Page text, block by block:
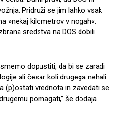
Pridruži se jim lahko vsak
»nekaj kilometrov v nogah«.
sredstva na DOS dobili
dopustiti, da bi se zaradi
ali česar koli drugega nehali
(p)ostati vrednota in zavedati se
pomagati,” še dodaja